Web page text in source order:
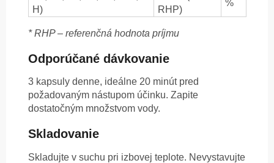
H)
RHP)
%
* RHP – referenčná hodnota príjmu
Odporúčané dávkovanie
3 kapsuly denne, ideálne 20 minút pred
požadovaným nástupom účinku. Zapite
dostatočným množstvom vody.
Skladovanie
Skladujte v suchu pri izbovej teplote. Nevystavujte